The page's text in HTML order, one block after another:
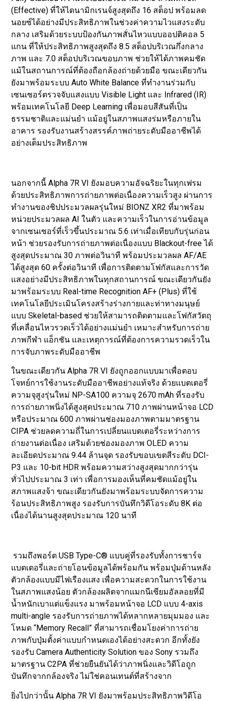
(Effective) ที่ให้ไดนามิกเรนจ์สูงสุดถึง 16 สต็อป พร้อมลด
นอยซ์ได้อย่างมีประสิทธิภาพในช่วงค่าความไวแสงระดับ
กลาง เสริมด้วยระบบป้องกันภาพสั่นไหวแบบออปติคอล 5
แกน ที่ให้ประสิทธิภาพสูงสุดถึง 8.5 สต็อปบริเวณกึ่งกลาง
ภาพ และ 7.0 สต็อปบริเวณขอบภาพ ช่วยให้ได้ภาพคมชัด
แม้ในสถานการณ์ที่ต้องถือกล้องถ่ายด้วยมือ ขณะเดียวกัน
ยังมาพร้อมระบบ Auto White Balance ที่ทำงานร่วมกับ
เซนเซอร์ตรวจจับแสงแบบ Visible Light และ Infrared (IR)
พร้อมเทคโนโลยี Deep Learning เพื่อมอบสีสันที่เป็น
ธรรมชาติและแม่นยำ แม้อยู่ในสภาพแสงร่มหรือภายใน
อาคาร รองรับงานสร้างสรรค์ภาพถ่ายระดับมืออาชีพได้
อย่างเต็มประสิทธิภาพ
นอกจากนี้ Alpha 7R VI ยังมอบความอัจฉริยะในทุกเฟรม
ด้วยประสิทธิภาพการถ่ายภาพต่อเนื่องความเร็วสูง ผ่านการ
ทำงานของชิปประมวลผลรุ่นใหม่ BIONZ XR2 ที่มาพร้อม
หน่วยประมวลผล AI ในตัว และความเร็วในการอ่านข้อมูล
จากเซนเซอร์ที่เร็วขึ้นประมาณ 5.6 เท่าเมื่อเทียบกับรุ่นก่อน
หน้า ช่วยรองรับการถ่ายภาพต่อเนื่องแบบ Blackout-free ได้
สูงสุดประมาณ 30 ภาพต่อวินาที พร้อมประมวลผล AF/AE
ได้สูงสุด 60 ครั้งต่อวินาที เพื่อการติดตามโฟกัสและการวัด
แสงอย่างมีประสิทธิภาพในทุกสถานการณ์ ขณะเดียวกันยัง
มาพร้อมระบบ Real-time Recognition AF+ (Plus) ที่ใช้
เทคโนโลยีประเมินโครงสร้างร่างกายและท่าทางมนุษย์
แบบ Skeletal-based ช่วยให้สามารถติดตามและโฟกัสวัตถุ
ที่เคลื่อนไหวรวดเร็วได้อย่างแม่นยำ เหมาะสำหรับการถ่าย
ภาพกีฬา แอ็กชัน และเหตุการณ์ที่ต้องการความรวดเร็วใน
การจับภาพระดับมืออาชีพ
ในขณะเดียวกัน Alpha 7R VI ยังถูกออกแบบมาเพื่อตอบ
โจทย์การใช้งานระดับมืออาชีพอย่างแท้จริง ด้วยแบตเตอรี่
ความจุสูงรุ่นใหม่ NP-SA100 ความจุ 2670 mAh ที่รองรับ
การถ่ายภาพนิ่งได้สูงสุดประมาณ 710 ภาพผ่านหน้าจอ LCD
หรือประมาณ 600 ภาพผ่านช่องมองภาพตามมาตรฐาน
CIPA ช่วยลดความถี่ในการเปลี่ยนแบตเตอรี่ระหว่างการ
ถ่ายงานต่อเนื่อง เสริมด้วยช่องมองภาพ OLED ความ
ละเอียดประมาณ 9.44 ล้านจุด รองรับขอบเขตสีระดับ DCI-
P3 และ 10-bit HDR พร้อมความสว่างสูงสุดมากกว่ารุ่น
ทั่วไปประมาณ 3 เท่า เพื่อการมองเห็นที่คมชัดแม้อยู่ใน
สภาพแสงจ้า ขณะเดียวกันยังมาพร้อมระบบจัดการความ
ร้อนประสิทธิภาพสูง รองรับการบันทึกวิดีโอระดับ 8K ต่อ
เนื่องได้นานสูงสุดประมาณ 120 นาที
รวมถึงพอร์ต USB Type-C® แบบคู่ที่รองรับทั้งการชาร์จ
แบตเตอรี่และถ่ายโอนข้อมูลได้พร้อมกัน พร้อมปุ่มด้านหลัง
ตัวกล้องแบบมีไฟเรืองแสง เพื่อความสะดวกในการใช้งาน
ในสภาพแสงน้อย ตัวกล้องผลิตจากแมกนีเซียมอัลลอยที่มี
น้ำหนักเบาแต่แข็งแรง มาพร้อมหน้าจอ LCD แบบ 4-axis
multi-angle รองรับการถ่ายภาพได้หลากหลายมุมมอง และ
โหมด “Memory Recall” ที่สามารถเชื่อมโยงค่าการถ่าย
ภาพกับปุ่มตั้งค่าแบบกำหนดเองได้อย่างสะดวก อีกทั้งยัง
รองรับ Camera Authenticity Solution ของ Sony รวมถึง
มาตรฐาน C2PA ที่ช่วยยืนยันได้ว่าภาพนิ่งและวิดีโอถูก
บันทึกจากกล้องจริง ไม่ใช่คอนเทนต์ที่สร้างจาก
ยิ่งไปกว่านั้น Alpha 7R VI ยังมาพร้อมประสิทธิภาพวิดีโอ